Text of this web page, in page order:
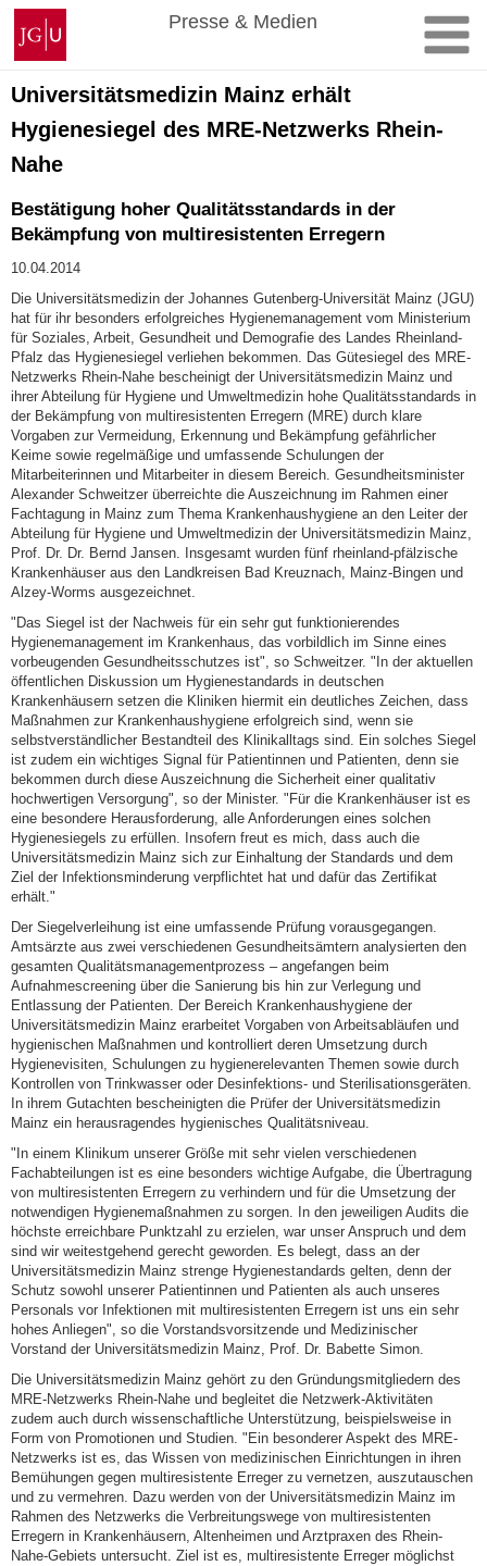
Zum
Inhalt
springen
Johannes
Gutenberg-
Universität
Mainz
Presse & Medien
Universitätsmedizin Mainz erhält
Hygienesiegel des MRE-Netzwerks Rhein-
Nahe
Bestätigung hoher Qualitätsstandards in der
Bekämpfung von multiresistenten Erregern
10.04.2014
Die Universitätsmedizin der Johannes Gutenberg-Universität Mainz (JGU)
hat für ihr besonders erfolgreiches Hygienemanagement vom Ministerium
für Soziales, Arbeit, Gesundheit und Demografie des Landes Rheinland-
Pfalz das Hygienesiegel verliehen bekommen. Das Gütesiegel des MRE-
Netzwerks Rhein-Nahe bescheinigt der Universitätsmedizin Mainz und
ihrer Abteilung für Hygiene und Umweltmedizin hohe Qualitätsstandards in
der Bekämpfung von multiresistenten Erregern (MRE) durch klare
Vorgaben zur Vermeidung, Erkennung und Bekämpfung gefährlicher
Keime sowie regelmäßige und umfassende Schulungen der
Mitarbeiterinnen und Mitarbeiter in diesem Bereich. Gesundheitsminister
Alexander Schweitzer überreichte die Auszeichnung im Rahmen einer
Fachtagung in Mainz zum Thema Krankenhaushygiene an den Leiter der
Abteilung für Hygiene und Umweltmedizin der Universitätsmedizin Mainz,
Prof. Dr. Dr. Bernd Jansen. Insgesamt wurden fünf rheinland-pfälzische
Krankenhäuser aus den Landkreisen Bad Kreuznach, Mainz-Bingen und
Alzey-Worms ausgezeichnet.
"Das Siegel ist der Nachweis für ein sehr gut funktionierendes
Hygienemanagement im Krankenhaus, das vorbildlich im Sinne eines
vorbeugenden Gesundheitsschutzes ist", so Schweitzer. "In der aktuellen
öffentlichen Diskussion um Hygienestandards in deutschen
Krankenhäusern setzen die Kliniken hiermit ein deutliches Zeichen, dass
Maßnahmen zur Krankenhaushygiene erfolgreich sind, wenn sie
selbstverständlicher Bestandteil des Klinikalltags sind. Ein solches Siegel
ist zudem ein wichtiges Signal für Patientinnen und Patienten, denn sie
bekommen durch diese Auszeichnung die Sicherheit einer qualitativ
hochwertigen Versorgung", so der Minister. "Für die Krankenhäuser ist es
eine besondere Herausforderung, alle Anforderungen eines solchen
Hygienesiegels zu erfüllen. Insofern freut es mich, dass auch die
Universitätsmedizin Mainz sich zur Einhaltung der Standards und dem
Ziel der Infektionsminderung verpflichtet hat und dafür das Zertifikat
erhält."
Der Siegelverleihung ist eine umfassende Prüfung vorausgegangen.
Amtsärzte aus zwei verschiedenen Gesundheitsämtern analysierten den
gesamten Qualitätsmanagementprozess – angefangen beim
Aufnahmescreening über die Sanierung bis hin zur Verlegung und
Entlassung der Patienten. Der Bereich Krankenhaushygiene der
Universitätsmedizin Mainz erarbeitet Vorgaben von Arbeitsabläufen und
hygienischen Maßnahmen und kontrolliert deren Umsetzung durch
Hygienevisiten, Schulungen zu hygienerelevanten Themen sowie durch
Kontrollen von Trinkwasser oder Desinfektions- und Sterilisationsgeräten.
In ihrem Gutachten bescheinigten die Prüfer der Universitätsmedizin
Mainz ein herausragendes hygienisches Qualitätsniveau.
"In einem Klinikum unserer Größe mit sehr vielen verschiedenen
Fachabteilungen ist es eine besonders wichtige Aufgabe, die Übertragung
von multiresistenten Erregern zu verhindern und für die Umsetzung der
notwendigen Hygienemaßnahmen zu sorgen. In den jeweiligen Audits die
höchste erreichbare Punktzahl zu erzielen, war unser Anspruch und dem
sind wir weitestgehend gerecht geworden. Es belegt, dass an der
Universitätsmedizin Mainz strenge Hygienestandards gelten, denn der
Schutz sowohl unserer Patientinnen und Patienten als auch unseres
Personals vor Infektionen mit multiresistenten Erregern ist uns ein sehr
hohes Anliegen", so die Vorstandsvorsitzende und Medizinischer
Vorstand der Universitätsmedizin Mainz, Prof. Dr. Babette Simon.
Die Universitätsmedizin Mainz gehört zu den Gründungsmitgliedern des
MRE-Netzwerks Rhein-Nahe und begleitet die Netzwerk-Aktivitäten
zudem auch durch wissenschaftliche Unterstützung, beispielsweise in
Form von Promotionen und Studien. "Ein besonderer Aspekt des MRE-
Netzwerks ist es, das Wissen von medizinischen Einrichtungen in ihren
Bemühungen gegen multiresistente Erreger zu vernetzen, auszutauschen
und zu vermehren. Dazu werden von der Universitätsmedizin Mainz im
Rahmen des Netzwerks die Verbreitungswege von multiresistenten
Erregern in Krankenhäusern, Altenheimen und Arztpraxen des Rhein-
Nahe-Gebiets untersucht. Ziel ist es, multiresistente Erreger möglichst